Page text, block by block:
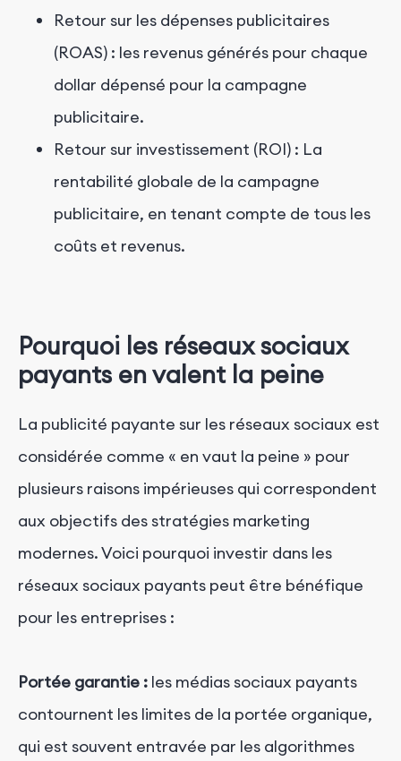
Retour sur les dépenses publicitaires
(ROAS) : les revenus générés pour chaque
dollar dépensé pour la campagne
publicitaire.
Retour sur investissement (ROI) : La
rentabilité globale de la campagne
publicitaire, en tenant compte de tous les
coûts et revenus.
Pourquoi les réseaux sociaux
payants en valent la peine
La publicité payante sur les réseaux sociaux est
considérée comme « en vaut la peine » pour
plusieurs raisons impérieuses qui correspondent
aux objectifs des stratégies marketing
modernes. Voici pourquoi investir dans les
réseaux sociaux payants peut être bénéfique
pour les entreprises :
Portée garantie : les médias sociaux payants
contournent les limites de la portée organique,
qui est souvent entravée par les algorithmes